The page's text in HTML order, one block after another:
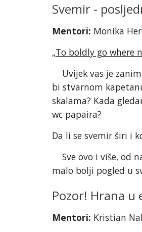
Svemir -
Mentori: Monika
„To boldly go where
Uvijek vas je
bi stvarnom
skalama? Kada
wc papaira?
Da li se svemir širi i
Sve ovo i više, od
malo bolji pogled u
Pozor! Hrana u
Mentori: Kristian